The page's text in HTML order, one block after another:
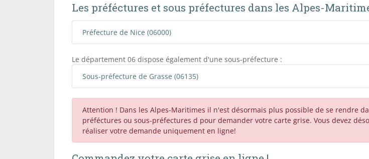
Les préféctures et sous préfectures dans les Alpes-
Préfecture de Nice (06000)
Le département 06 dispose également d'une sous-préfecture :
Sous-préfecture de Grasse (06135)
Attention ! Dans les Alpes-Maritimes il n'est désormais plus possible de se rendre
préféctures ou sous-préfectures d pour demander votre carte grise. Vous devez
réaliser votre demande uniquement en ligne!